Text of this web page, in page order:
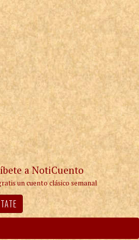
a NotiCuento
un cuento clásico semanal